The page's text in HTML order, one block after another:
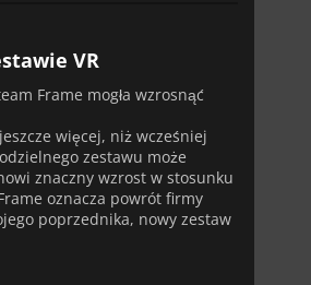
VR
Frame mogła wzrosnąć
więcej, niż wcześniej
zestawu może
znaczny wzrost w stosunku
oznacza powrót firmy
poprzednika, nowy zestaw